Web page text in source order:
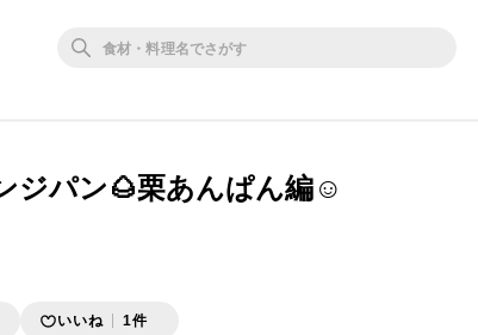
ジパン🌰栗あんぱん編☺️
いいね 1件